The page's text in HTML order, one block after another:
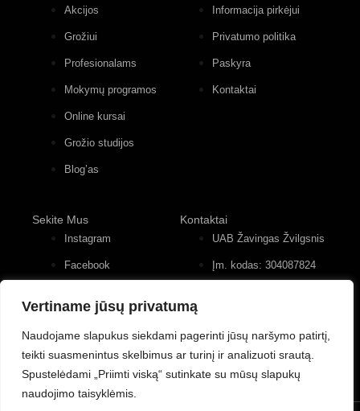
Vertiname jūsų privatumą
Naudojame slapukus siekdami pagerinti jūsų naršymo patirtį,
teikti suasmenintus skelbimus ar turinį ir analizuoti srautą.
Spustelėdami „Priimti viską“ sutinkate su mūsų slapukų
naudojimo taisyklėmis.
Akcijos
Grožiui
Profesionalams
Mokymų programos
Online kursai
Grožio studijos
Blog’as
Informacija pirkėjui
Privatumo politika
Paskyra
Kontaktai
Sekite Mus
Instagram
Facebook
Kontaktai
UAB Žavingas Žvilgsnis
Įm. kodas: 304087824